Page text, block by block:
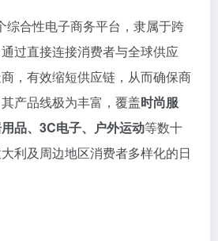
综合性电子商务平台，隶属于跨
过直接连接消费者与全球供应
，有效缩短供应链，从而确保商
产品线极为丰富，覆盖时尚服
品、3C电子、户外运动等数十
利及周边地区消费者多样化的日